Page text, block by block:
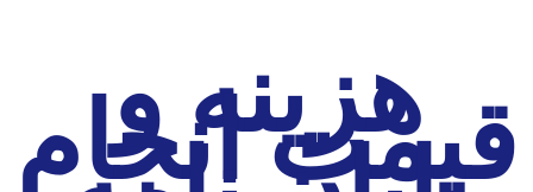
هزینه و
قیمت انجام